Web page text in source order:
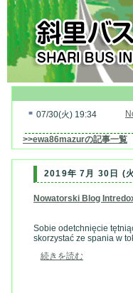
■ 07/30(火) 19:34
>>ewa86mazurの記事一覧
2019年 7月 30日 (
Nowatorski Blog
Sobie odetchnięcie
skorzystać ze spania w
続きを読む